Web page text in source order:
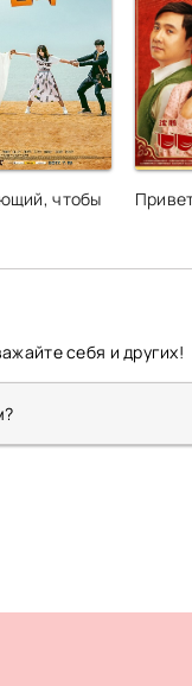
чтобы
себя и других!